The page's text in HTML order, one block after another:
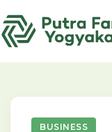
to
content
BUSINESS